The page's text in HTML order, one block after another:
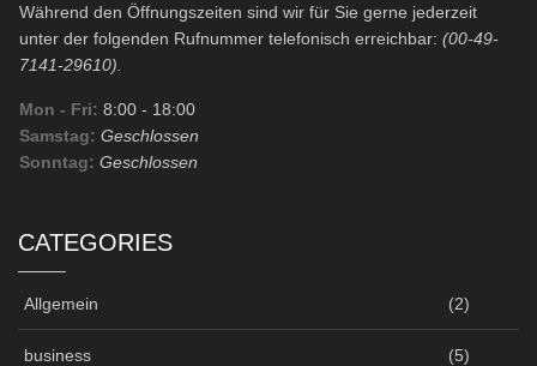
Während den Öffnungszeiten sind wir für Sie gerne jederzeit
unter der folgenden Rufnummer telefonisch erreichbar: (00-49-
7141-29610).
Mon - Fri: 8:00 - 18:00
Samstag: Geschlossen
Sonntag: Geschlossen
CATEGORIES
Allgemein (2)
business (5)